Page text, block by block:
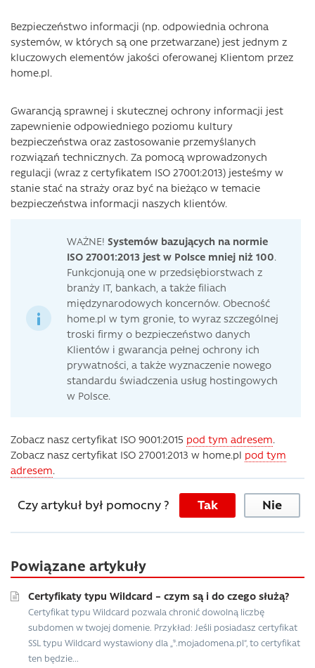
Bezpieczeństwo informacji (np. odpowiednia ochrona
systemów, w których są one przetwarzane) jest jednym z
kluczowych elementów jakości oferowanej Klientom przez
home.pl.
Gwarancją sprawnej i skutecznej ochrony informacji jest
zapewnienie odpowiedniego poziomu kultury
bezpieczeństwa oraz zastosowanie przemyślanych
rozwiązań technicznych. Za pomocą wprowadzonych
regulacji (wraz z certyfikatem ISO 27001:2013) jesteśmy w
stanie stać na straży oraz być na bieżąco w temacie
bezpieczeństwa informacji naszych klientów.
WAŻNE! Systemów bazujących na normie
ISO 27001:2013 jest w Polsce mniej niż 100.
Funkcjonują one w przedsiębiorstwach z
branży IT, bankach, a także filiach
międzynarodowych koncernów. Obecność
home.pl w tym gronie, to wyraz szczególnej
troski firmy o bezpieczeństwo danych
Klientów i gwarancja pełnej ochrony ich
prywatności, a także wyznaczenie nowego
standardu świadczenia usług hostingowych
w Polsce.
Zobacz nasz certyfikat ISO 9001:2015 pod tym adresem.
Zobacz nasz certyfikat ISO 27001:2013 w home.pl pod tym
adresem.
Czy artykuł był pomocny ? Tak Nie
Powiązane artykuły
Certyfikaty typu Wildcard – czym są i do czego służą?
Certyfikat typu Wildcard pozwala chronić dowolną liczbę
subdomen w twojej domenie. Przykład: Jeśli posiadasz certyfikat
SSL typu Wildcard wystawiony dla „*.mojadomena.pl”, to certyfikat
ten będzie...